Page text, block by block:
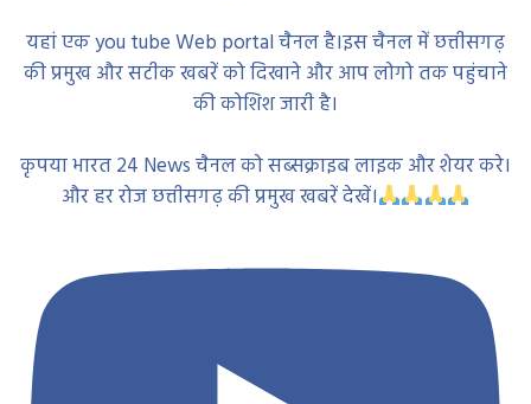
यहां एक you tube Web portal चैनल है।इस चैनल में छत्तीसगढ़
की प्रमुख और सटीक खबरें को दिखाने और आप लोगो तक पहुंचाने
की कोशिश जारी है।
कृपया भारत 24 News चैनल को सब्सक्राइब लाइक और शेयर करे।
और हर रोज छत्तीसगढ़ की प्रमुख खबरें देखें।